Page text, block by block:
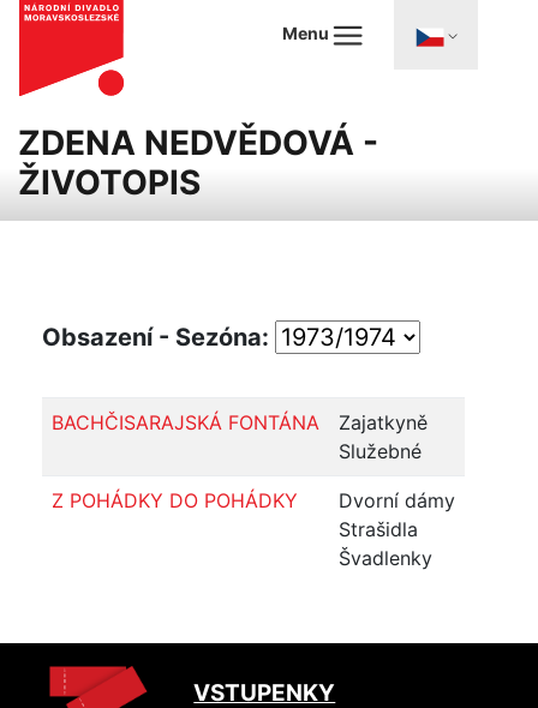
Menu
ZDENA NEDVĚDOVÁ -
ŽIVOTOPIS
Obsazení - Sezóna:
BACHČISARAJSKÁ FONTÁNA
Zajatkyně
Služebné
Z POHÁDKY DO POHÁDKY
Dvorní dámy
Strašidla
Švadlenky
VSTUPENKY